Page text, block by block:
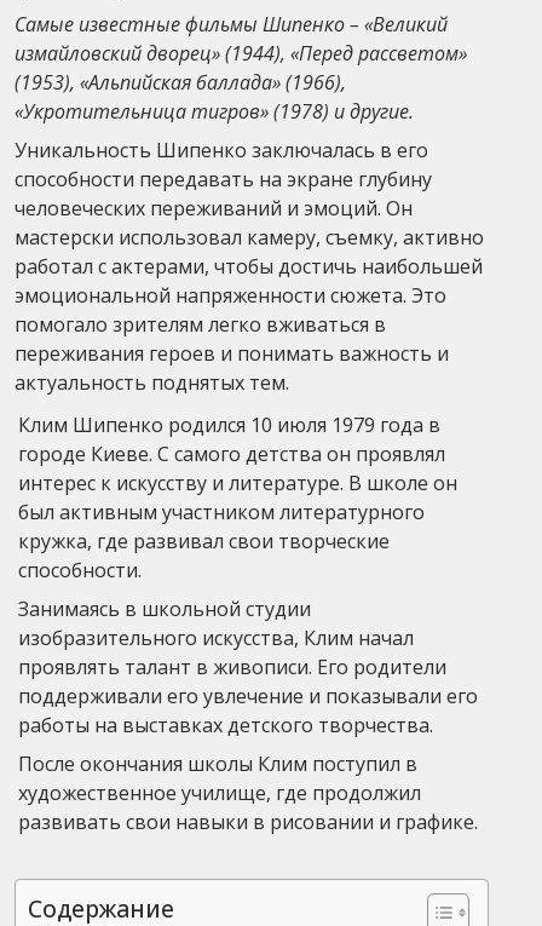
Самые известные фильмы Шипенко – «Великий
измайловский дворец» (1944), «Перед рассветом»
(1953), «Альпийская баллада» (1966),
«Укротительница тигров» (1978) и другие.
Уникальность Шипенко заключалась в его
способности передавать на экране глубину
человеческих переживаний и эмоций. Он
мастерски использовал камеру, съемку, активно
работал с актерами, чтобы достичь наибольшей
эмоциональной напряженности сюжета. Это
помогало зрителям легко вживаться в
переживания героев и понимать важность и
актуальность поднятых тем.
Клим Шипенко родился 10 июля 1979 года в
городе Киеве. С самого детства он проявлял
интерес к искусству и литературе. В школе он
был активным участником литературного
кружка, где развивал свои творческие
способности.
Занимаясь в школьной студии
изобразительного искусства, Клим начал
проявлять талант в живописи. Его родители
поддерживали его увлечение и показывали его
работы на выставках детского творчества.
После окончания школы Клим поступил в
художественное училище, где продолжил
развивать свои навыки в рисовании и графике.
Содержание